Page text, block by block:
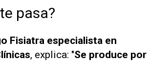
pasa?
Fisiatra especialista en
, explica: "Se produce por